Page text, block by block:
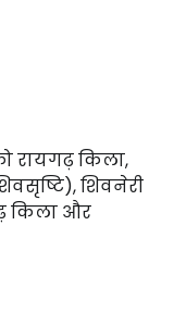
रायगढ़ किला,
शिवनेरी
किला और